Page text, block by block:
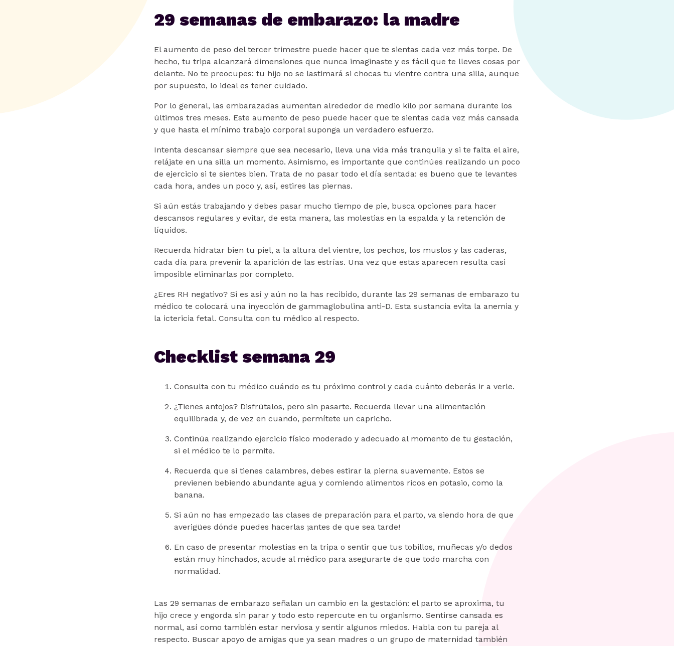
29 semanas de embarazo: la madre
El aumento de peso del tercer trimestre puede hacer que te sientas cada vez más torpe. De
hecho, tu tripa alcanzará dimensiones que nunca imaginaste y es fácil que te lleves cosas por
delante. No te preocupes: tu hijo no se lastimará si chocas tu vientre contra una silla, aunque
por supuesto, lo ideal es tener cuidado.
Por lo general, las embarazadas aumentan alrededor de medio kilo por semana durante los
últimos tres meses. Este aumento de peso puede hacer que te sientas cada vez más cansada
y que hasta el mínimo trabajo corporal suponga un verdadero esfuerzo.
Intenta descansar siempre que sea necesario, lleva una vida más tranquila y si te falta el aire,
relájate en una silla un momento. Asimismo, es importante que continúes realizando un poco
de ejercicio si te sientes bien. Trata de no pasar todo el día sentada: es bueno que te levantes
cada hora, andes un poco y, así, estires las piernas.
Si aún estás trabajando y debes pasar mucho tiempo de pie, busca opciones para hacer
descansos regulares y evitar, de esta manera, las molestias en la espalda y la retención de
líquidos.
Recuerda hidratar bien tu piel, a la altura del vientre, los pechos, los muslos y las caderas,
cada día para prevenir la aparición de las estrías. Una vez que estas aparecen resulta casi
imposible eliminarlas por completo.
¿Eres RH negativo? Si es así y aún no la has recibido, durante las 29 semanas de embarazo tu
médico te colocará una inyección de gammaglobulina anti-D. Esta sustancia evita la anemia y
la ictericia fetal. Consulta con tu médico al respecto.
Checklist semana 29
Consulta con tu médico cuándo es tu próximo control y cada cuánto deberás ir a verle.
¿Tienes antojos? Disfrútalos, pero sin pasarte. Recuerda llevar una alimentación
equilibrada y, de vez en cuando, permítete un capricho.
Continúa realizando ejercicio físico moderado y adecuado al momento de tu gestación,
si el médico te lo permite.
Recuerda que si tienes calambres, debes estirar la pierna suavemente. Estos se
previenen bebiendo abundante agua y comiendo alimentos ricos en potasio, como la
banana.
Si aún no has empezado las clases de preparación para el parto, va siendo hora de que
averigües dónde puedes hacerlas ¡antes de que sea tarde!
En caso de presentar molestias en la tripa o sentir que tus tobillos, muñecas y/o dedos
están muy hinchados, acude al médico para asegurarte de que todo marcha con
normalidad.
Las 29 semanas de embarazo señalan un cambio en la gestación: el parto se aproxima, tu
hijo crece y engorda sin parar y todo esto repercute en tu organismo. Sentirse cansada es
normal, así como también estar nerviosa y sentir algunos miedos. Habla con tu pareja al
respecto. Buscar apoyo de amigas que ya sean madres o un grupo de maternidad también